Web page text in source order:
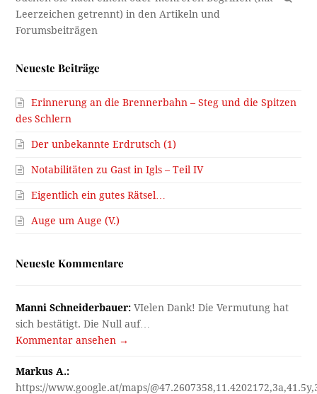
Neueste Beiträge
Erinnerung an die Brennerbahn – Steg und die Spitzen
des Schlern
Der unbekannte Erdrutsch (1)
Notabilitäten zu Gast in Igls – Teil IV
Eigentlich ein gutes Rätsel…
Auge um Auge (V.)
Neueste Kommentare
Manni Schneiderbauer: VIelen Dank! Die Vermutung hat
sich bestätigt. Die Null auf…
Kommentar ansehen →
Markus A.:
https://www.google.at/maps/